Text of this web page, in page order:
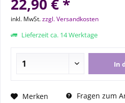
22,90 € *
inkl. MwSt.zzgl. Versandkosten
Lieferzeit ca. 14 Werktage
In
Merken Fragen zum